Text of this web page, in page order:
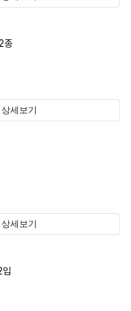
종
상세보기
상세보기
입